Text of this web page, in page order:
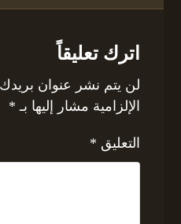
اترك تعليقاً
لن يتم نشر عنوان بريدك
الإلزامية مشار إليها بـ *
التعليق *